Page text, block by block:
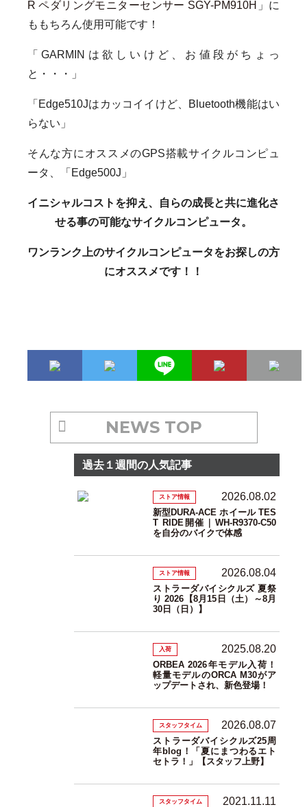
R ペダリングモニターセンサー SGY-PM910H 」に
ももちろん使用可能です！
「GARMINは欲しいけど、お値段がちょっ
と・・・」
「Edge510Jはカッコイイけど、Bluetooth機能はい
らない」
そんな方にオススメのGPS搭載サイクルコンピュ
ータ、「Edge500J」
イニシャルコストを抑え、自らの成長と共に進化さ
せる事の可能なサイクルコンピュータ。
ワンランク上のサイクルコンピュータをお探しの方
にオススメです！！
NEWS TOP
過去１週間の人気記事
ストア情報 2026.08.02
新型DURA-ACE ホイール TES
T RIDE開催｜WH-R9370-C50
を自分のバイクで体感
ストア情報 2026.08.04
ストラーダバイシクルズ 夏祭
り 2026【8月15日（土）～8月
30日（日）】
入荷 2025.08.20
ORBEA 2026年モデル入荷！
軽量モデルのORCA M30がア
ップデートされ、新色登場！
スタッフタイム 2026.08.07
ストラーダバイシクルズ25周
年blog！「夏にまつわるエト
セトラ！」【スタッフ上野】
スタッフタイム 2021.11.11